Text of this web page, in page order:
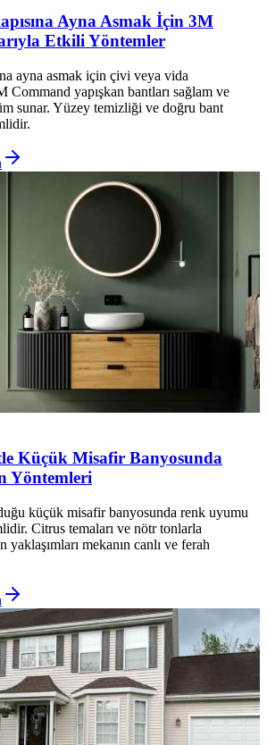
Ayna Asmak İçin 3M
Etkili Yöntemler
ayna asmak için çivi veya vida
Command yapışkan bantları sağlam ve
sunar. Yüzey temizliği ve doğru bant
Küçük Misafir Banyosunda
Yöntemleri
küçük misafir banyosunda renk uyumu
Citrus temaları ve nötr tonlarla
yaklaşımları mekanın canlı ve ferah